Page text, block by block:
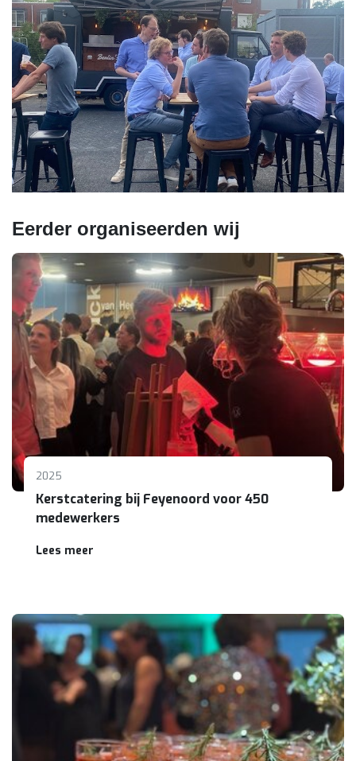
Eerder organiseerden wij
2025
Kerstcatering bij Feyenoord voor 450
medewerkers
Lees meer